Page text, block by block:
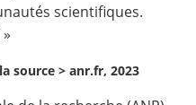
scientifiques.
source > anr.fr, 2023